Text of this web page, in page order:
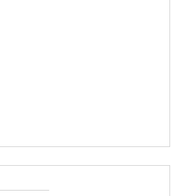
Qual é o tamanho de 16:9?
O tamanho de 16:9 é uma